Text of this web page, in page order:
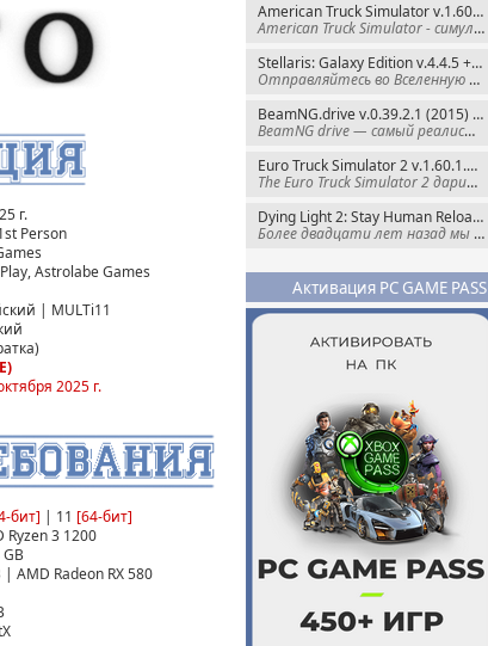
American Truck Simulator v.1.60.1.8s + Все DLC (2016) Пиратка
American Truck Simulator - симулятор
Stellaris: Galaxy Edition v.4.4.5 + Все DLC (2016) Пиратка
Отправляйтесь во Вселенную полную чудес и
BeamNG.drive v.0.39.2.1 (2015) RePack
BeamNG drive — самый реалистичный
Euro Truck Simulator 2 v.1.60.1.7s + Все DLC (2012) Пиратка
The Euro Truck Simulator 2 дарит вам опыт
Dying Light 2: Stay Human Reloaded Edition v.1.28.3 + Все DLC (2022) RePack
Более двадцати лет назад мы пытались
Активация PC GAME PASS
г.
Person
Astrolabe Games
| MULTi11
2025 г.
бит] | 11 [64-бит]
3 1200
GB
AMD Radeon RX 580